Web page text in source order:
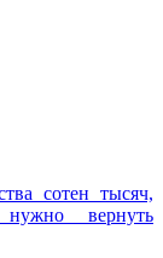
сотен тысяч,
вернуть